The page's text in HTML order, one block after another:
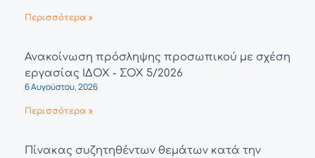
Περισσότερα »
Ανακοίνωση πρόσληψης προσωπικού με σχέση
εργασίας ΙΔΟΧ - ΣΟΧ 5/2026
6 Αυγούστου, 2026
Περισσότερα »
Πίνακας συζητηθέντων θεμάτων κατά την